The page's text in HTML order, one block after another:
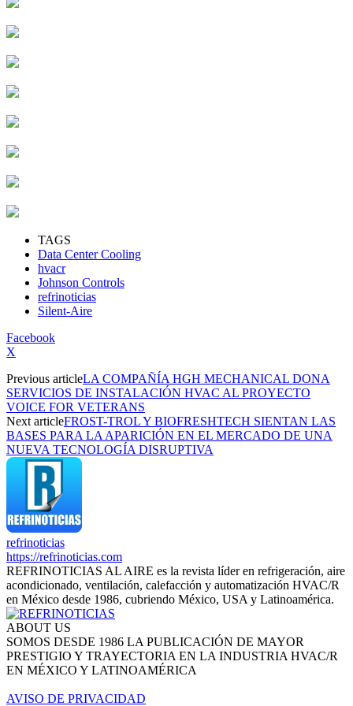
TAGS
Data Center Cooling
hvacr
Johnson Controls
refrinoticias
Silent-Aire
Facebook
X
Previous articleLA COMPAÑÍA HGH MECHANICAL DONA
SERVICIOS DE INSTALACIÓN HVAC AL PROYECTO
VOICE FOR VETERANS
Next articleFROST-TROL Y BIOFRESHTECH SIENTAN LAS
BASES PARA LA APARICIÓN EN EL MERCADO DE UNA
NUEVA TECNOLOGÍA DISRUPTIVA
refrinoticias
https://refrinoticias.com
REFRINOTICIAS AL AIRE es la revista líder en refrigeración, aire
acondicionado, ventilación, calefacción y automatización HVAC/R
en México desde 1986, cubriendo México, USA y Latinoamérica.
ABOUT US
SOMOS DESDE 1986 LA PUBLICACIÓN DE MAYOR
PRESTIGIO Y TRAYECTORIA EN LA INDUSTRIA HVAC/R
EN MÉXICO Y LATINOAMÉRICA
AVISO DE PRIVACIDAD